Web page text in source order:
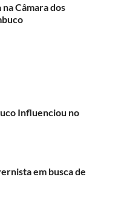
Câmara dos
Influenciou no
em busca de